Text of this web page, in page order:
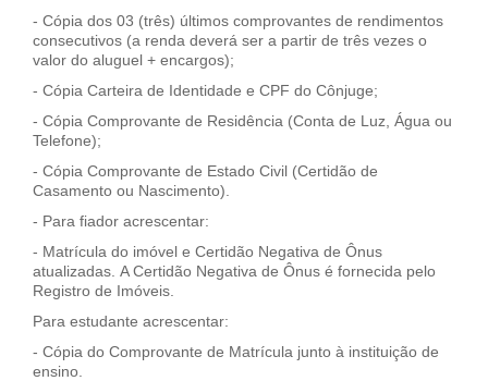
- Cópia dos 03 (três) últimos comprovantes de rendimentos
consecutivos (a renda deverá ser a partir de três vezes o
valor do aluguel + encargos);
- Cópia Carteira de Identidade e CPF do Cônjuge;
- Cópia Comprovante de Residência (Conta de Luz, Água ou
Telefone);
- Cópia Comprovante de Estado Civil (Certidão de
Casamento ou Nascimento).
- Para fiador acrescentar:
- Matrícula do imóvel e Certidão Negativa de Ônus
atualizadas. A Certidão Negativa de Ônus é fornecida pelo
Registro de Imóveis.
Para estudante acrescentar:
- Cópia do Comprovante de Matrícula junto à instituição de
ensino.